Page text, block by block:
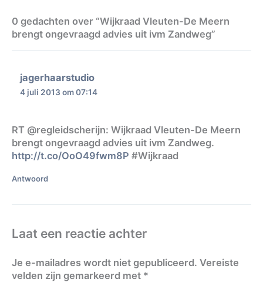
0 gedachten over “Wijkraad Vleuten-De Meern
brengt ongevraagd advies uit ivm Zandweg”
jagerhaarstudio
4 juli 2013 om 07:14
RT @regleidscherijn: Wijkraad Vleuten-De Meern
brengt ongevraagd advies uit ivm Zandweg.
http://t.co/OoO49fwm8P #Wijkraad
Antwoord
Laat een reactie achter
Je e-mailadres wordt niet gepubliceerd. Vereiste
velden zijn gemarkeerd met *